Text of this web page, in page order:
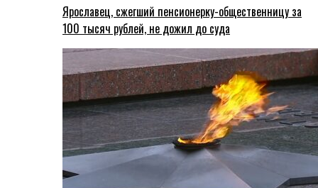
Ярославец, сжегший пенсионерку-общественницу за
100 тысяч рублей, не дожил до суда